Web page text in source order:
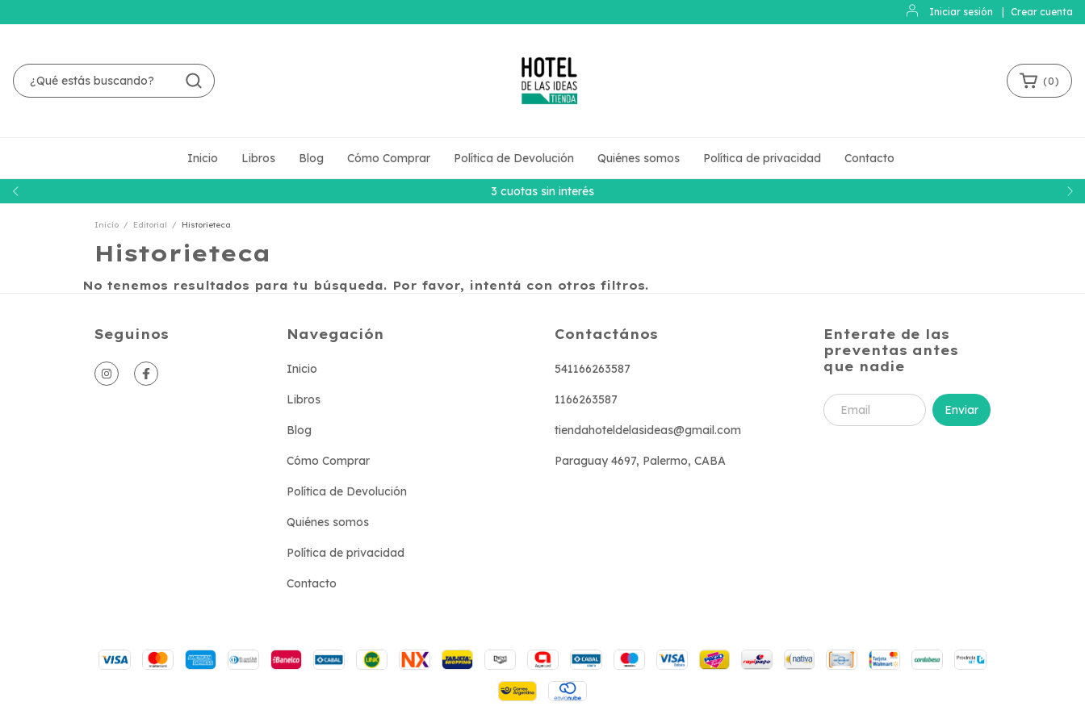
Iniciar sesión Crear cuenta
3 cuotas sin interés
(0)
Inicio Libros Blog Cómo Comprar Política de Devolución Quiénes somos Política de privacidad Contacto
Inicio / Editorial / Historieteca
Historieteca
No tenemos resultados para tu búsqueda. Por favor, intentá con otros filtros.
Seguinos Navegación
Inicio
Libros
Blog
Cómo Comprar
Política de Devolución
Quiénes somos
Política de privacidad
Contacto
Contactános
541166263587
1166263587
tiendahoteldelasideas@gmail.com
Paraguay 4697, Palermo, CABA
Enterate de las
preventas antes
que nadie